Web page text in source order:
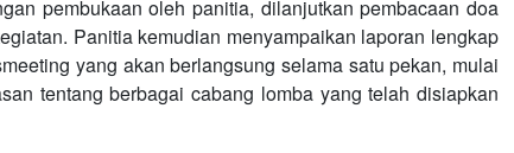
pembukaan oleh panitia, dilanjutkan pembacaan doa
Panitia kemudian menyampaikan laporan lengkap
yang akan berlangsung selama satu pekan, mulai
tentang berbagai cabang lomba yang telah disiapkan